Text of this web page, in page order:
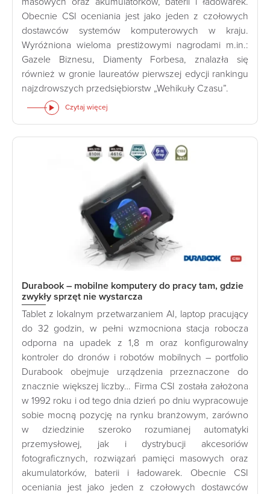
Obecnie CSI oceniania jest jako jeden z czołowych
dostawców systemów komputerowych w kraju.
Wyróżniona wieloma prestiżowymi nagrodami m.in.:
Gazele Biznesu, Diamenty Forbesa, znalazła się
również w gronie laureatów pierwszej edycji rankingu
najzdrowszych przedsiębiorstw „Wehikuły Czasu”.
Czytaj więcej
Durabook – mobilne komputery do pracy tam, gdzie
zwykły sprzęt nie wystarcza
Tablet z lokalnym przetwarzaniem AI, laptop pracujący
do 32 godzin, w pełni wzmocniona stacja robocza
odporna na upadek z 1,8 m oraz konfigurowalny
kontroler do dronów i robotów mobilnych – portfolio
Durabook obejmuje urządzenia przeznaczone do
znacznie większej liczby… Firma CSI została założona
w 1992 roku i od tego dnia dzień po dniu wypracowuje
sobie mocną pozycję na rynku branżowym, zarówno
w dziedzinie szeroko rozumianej automatyki
przemysłowej, jak i dystrybucji akcesoriów
fotograficznych, rozwiązań pamięci masowych oraz
akumulatorków, baterii i ładowarek. Obecnie CSI
oceniania jest jako jeden z czołowych dostawców